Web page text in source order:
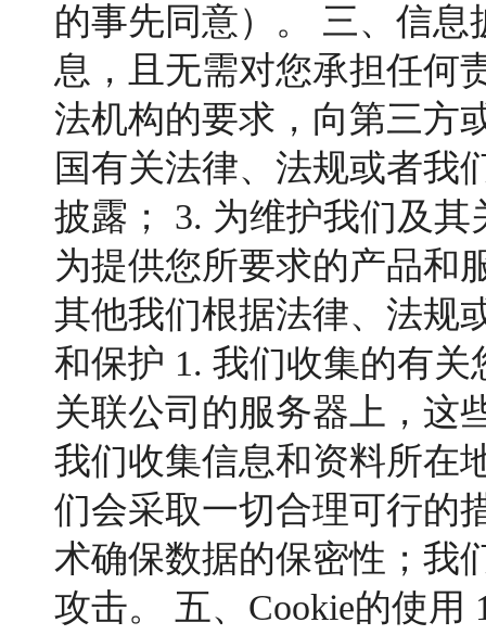
的事先同意）。 三、信
息，且无需对您承担任何
法机构的要求，向第三方
国有关法律、法规或者我
披露； 3. 为维护我们及
为提供您所要求的产品和
其他我们根据法律、法规
和保护 1. 我们收集的有
关联公司的服务器上，这
我们收集信息和资料所在
们会采取一切合理可行的
术确保数据的保密性；我
攻击。 五、Cookie的使用